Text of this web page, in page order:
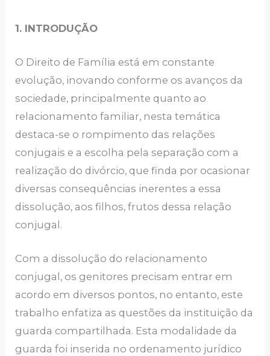
1. INTRODUÇÃO
O Direito de Família está em constante
evolução, inovando conforme os avanços da
sociedade, principalmente quanto ao
relacionamento familiar, nesta temática
destaca-se o rompimento das relações
conjugais e a escolha pela separação com a
realização do divórcio, que finda por ocasionar
diversas consequências inerentes a essa
dissolução, aos filhos, frutos dessa relação
conjugal.
Com a dissolução do relacionamento
conjugal, os genitores precisam entrar em
acordo em diversos pontos, no entanto, este
trabalho enfatiza as questões da instituição da
guarda compartilhada. Esta modalidade da
guarda foi inserida no ordenamento jurídico